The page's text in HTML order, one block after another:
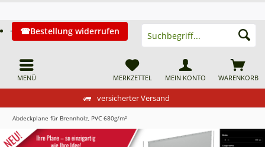
versicherter Versand
MENÜ
Bestellung widerrufen
WARENKORB
MERKZETTEL MEIN KONTO
Abdeckplane für Brennholz, PVC 680g/m²